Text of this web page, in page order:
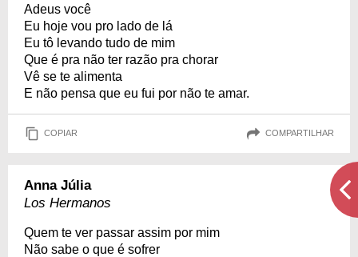
Adeus você
Eu hoje vou pro lado de lá
Eu tô levando tudo de mim
Que é pra não ter razão pra chorar
Vê se te alimenta
E não pensa que eu fui por não te amar.
COPIAR COMPARTILHAR
Anna Júlia
Los Hermanos
Quem te ver passar assim por mim
Não sabe o que é sofrer